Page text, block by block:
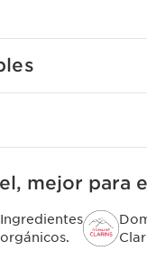
Clarins ha
a su cápsula más
natural
de genciana
Alpes.
la piel.
mejor para
Ingredientes
orgánicos.